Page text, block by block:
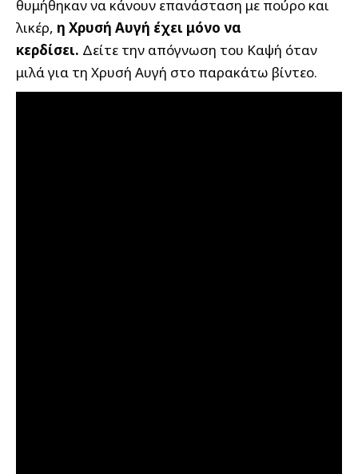
θυμήθηκαν να κάνουν επανάσταση με πούρο και
λικέρ, η Χρυσή Αυγή έχει μόνο να
κερδίσει. Δείτε την απόγνωση του Καψή όταν
μιλά για τη Χρυσή Αυγή στο παρακάτω βίντεο.